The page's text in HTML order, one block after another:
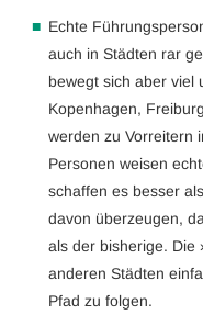
Echte
auch in Städten rar
bewegt sich aber viel
Kopenhagen,
werden zu Vorreitern
Personen weisen
schaffen es besser
davon überzeugen,
als der bisherige. Die
anderen Städten
Pfad zu folgen.